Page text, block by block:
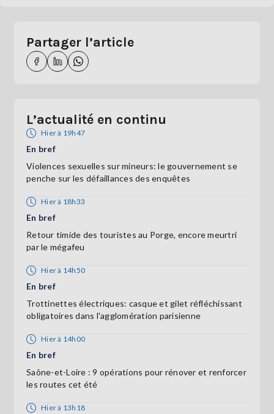
Partager l’article
L’actualité en continu
Hier à 19h47
En bref
Violences sexuelles sur mineurs: le gouvernement se
penche sur les défaillances des enquêtes
Hier à 18h33
En bref
Retour timide des touristes au Porge, encore meurtri
par le mégafeu
Hier à 14h50
En bref
Trottinettes électriques: casque et gilet réfléchissant
obligatoires dans l'agglomération parisienne
Hier à 14h00
En bref
Saône-et-Loire : 9 opérations pour rénover et renforcer
les routes cet été
Hier à 13h18